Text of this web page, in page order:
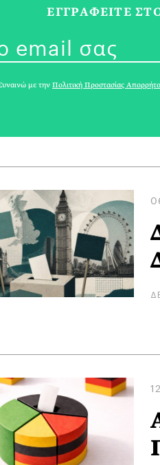
ΕΓΓPΑΦΕΙΤΕ
με την Πολιτική Προστασίας